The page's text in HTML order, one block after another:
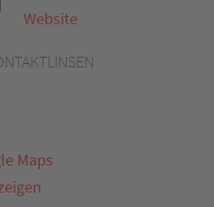
Maps
Website